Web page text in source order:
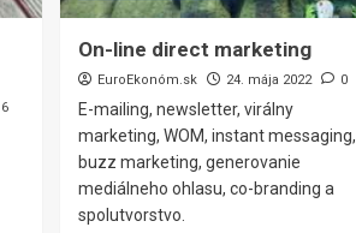
6
On-line direct marketing
EuroEkonóm.sk 24. mája 2022 0
E-mailing, newsletter, virálny
marketing, WOM, instant messaging,
buzz marketing, generovanie
mediálneho ohlasu, co-branding a
spolutvorstvo.